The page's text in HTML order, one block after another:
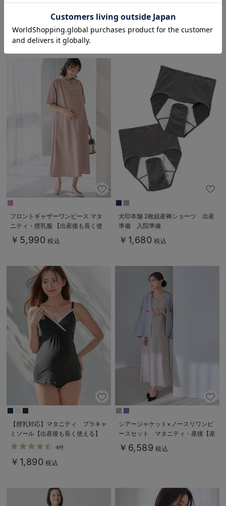
院準備
2件
￥2,180税込
混
￥4,290 ～ ￥4,620
フロントギャザーワンピース マタ
ニティ・授乳服 【出産後も長く使
える】
￥5,990 税込
犬印本舗 2枚組産褥ショーツ 出産
準備 入院準備
￥1,680 税込
【授乳対応】マタニティ ブラキャ
ミソール【出産後も長く使える】
4件
￥1,890 税込
シアージャケット×ノースリワンピ
ースセット マタニティ・産後【産
後も長く着れる】
Rosemadame（ローズマダム）
￥6,589 税込
お気に入り商品を確認する